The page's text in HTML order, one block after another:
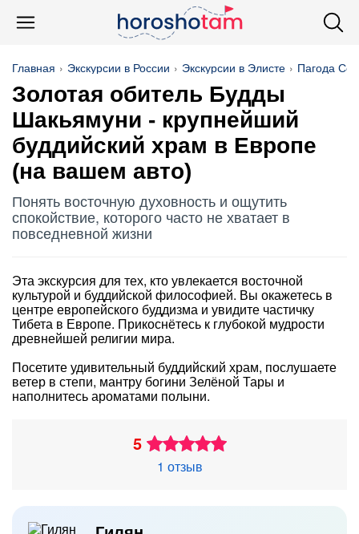
Главная Экскурсии в России Экскурсии в Элисте Пагода
Золотая обитель Будды
Шакьямуни - крупнейший
буддийский храм в Европе
(на вашем авто)
Понять восточную духовность и ощутить
спокойствие, которого часто не хватает в
повседневной жизни
Эта экскурсия для тех, кто увлекается восточной
культурой и буддийской философией. Вы окажетесь в
центре европейского буддизма и увидите частичку
Тибета в Европе. Прикоснётесь к глубокой мудрости
древнейшей религии мира.
Посетите удивительный буддийский храм, послушаете
ветер в степи, мантру богини Зелёной Тары и
наполнитесь ароматами полыни.
5
1 отзыв